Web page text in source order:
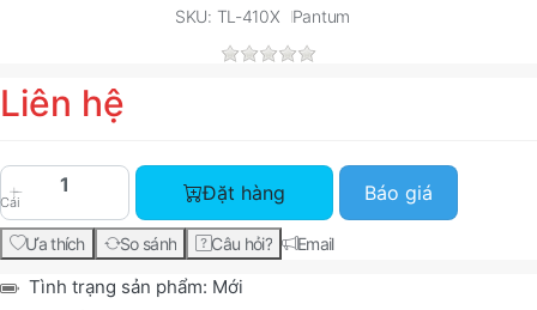
SKU: TL-410X Pantum
Liên hệ
Cái
Mực in Pantum TL-410X Toner Cartridge (TL-
Đặt hàng Báo giá
Ưa thích So sánh Câu hỏi? Email
Tình trạng sản phẩm: Mới